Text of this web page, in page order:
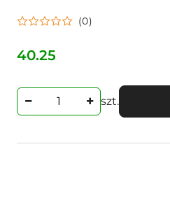
(0)
Cena:
40.25
szt.